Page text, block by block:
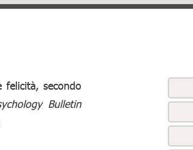
secondo
Bulletin